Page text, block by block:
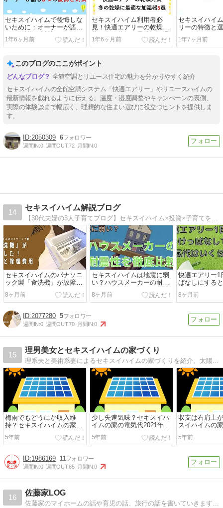
セキスイハイムで後悔しな
いために：オーナーが語る
5つの後悔と対策
1年6ヶ月前
セキスイハイム利用者必
見！快適エアリーの乾燥対
策：冬の乾燥に最適な加湿
器5選
1年6ヶ月前
セキスイハイ
リーの特徴と
1年7ヶ月前
このブログのここがポイント
全館空調とリユース住宅の魅力を分かりやすく紹介
セキスイハイムの全館空調システム「快適エアリー」やリユースハイムの
最新情報を戯れるように伝える。温度・湿度調整やキャンペーンの裏側、
実際の体験談まで幅広く、理想的な住まい選びに役立つヒントを提供しま
す。
2050309 6
週間IN:0 週間OUT:72 月間IN:0
14
セキスイハイム解説ブログ
【30代夫婦の3人子育てブログ】セキスイハイム×投資×子育てを記事にしています。FP2級、セキスイハイムオーナー5年目の知識を生かして、本当の体験談を生の声で皆さんに届けます！
セキスイハイムのパナソニ
ック製「食洗機」が故障し
た原因と修理費用
8ヶ月前
セキスイハイムは地震に弱
い？ハウスメーカーの耐震
性を徹底比較！
8ヶ月前
快適エアリー1
ぱなしにする
くら？
8ヶ月前
2077280 5
週間IN:0 週間OUT:70 月間IN:0
15
理男美女とセキスイハイムの家づくり
理系夫と美術系妻によるセキスイハイムの家づくりを紹介。太陽光＆蓄電池付きのSPSを建築予定
梅雨でもどうにか収入維
持？セキスイハイムの家の
電気代2021年6月,7月分を
まとめて公開
5年前
少し失速気味？セキスイハ
イムの家の電気代2021年5
月分を公開
5年前
収支は右肩上
スイハイムの
2021年4月分
5年前
1986169 11
週間IN:0 週間OUT:65 月間IN:0
16
佐藤家LOG
佐藤家のマイホームの話や育児の話、旅行の話を書いていきます。特にマイホームのことを備忘録としても綴っています。旅行は軽めの旅行が多いですが家族で楽しんでます！